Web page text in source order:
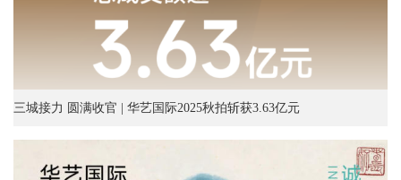
三城接力 圆满收官 | 华艺国际2025秋拍斩获3.63亿元